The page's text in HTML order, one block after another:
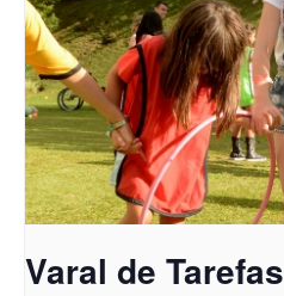
Varal de Tarefas